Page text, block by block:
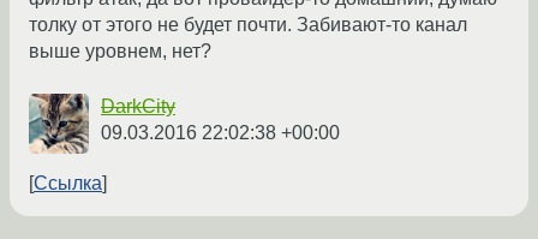
толку от этого не будет почти. Забивают-то канал
выше уровнем, нет?
DarkCity
09.03.2016 22:02:38 +00:00
Ссылка